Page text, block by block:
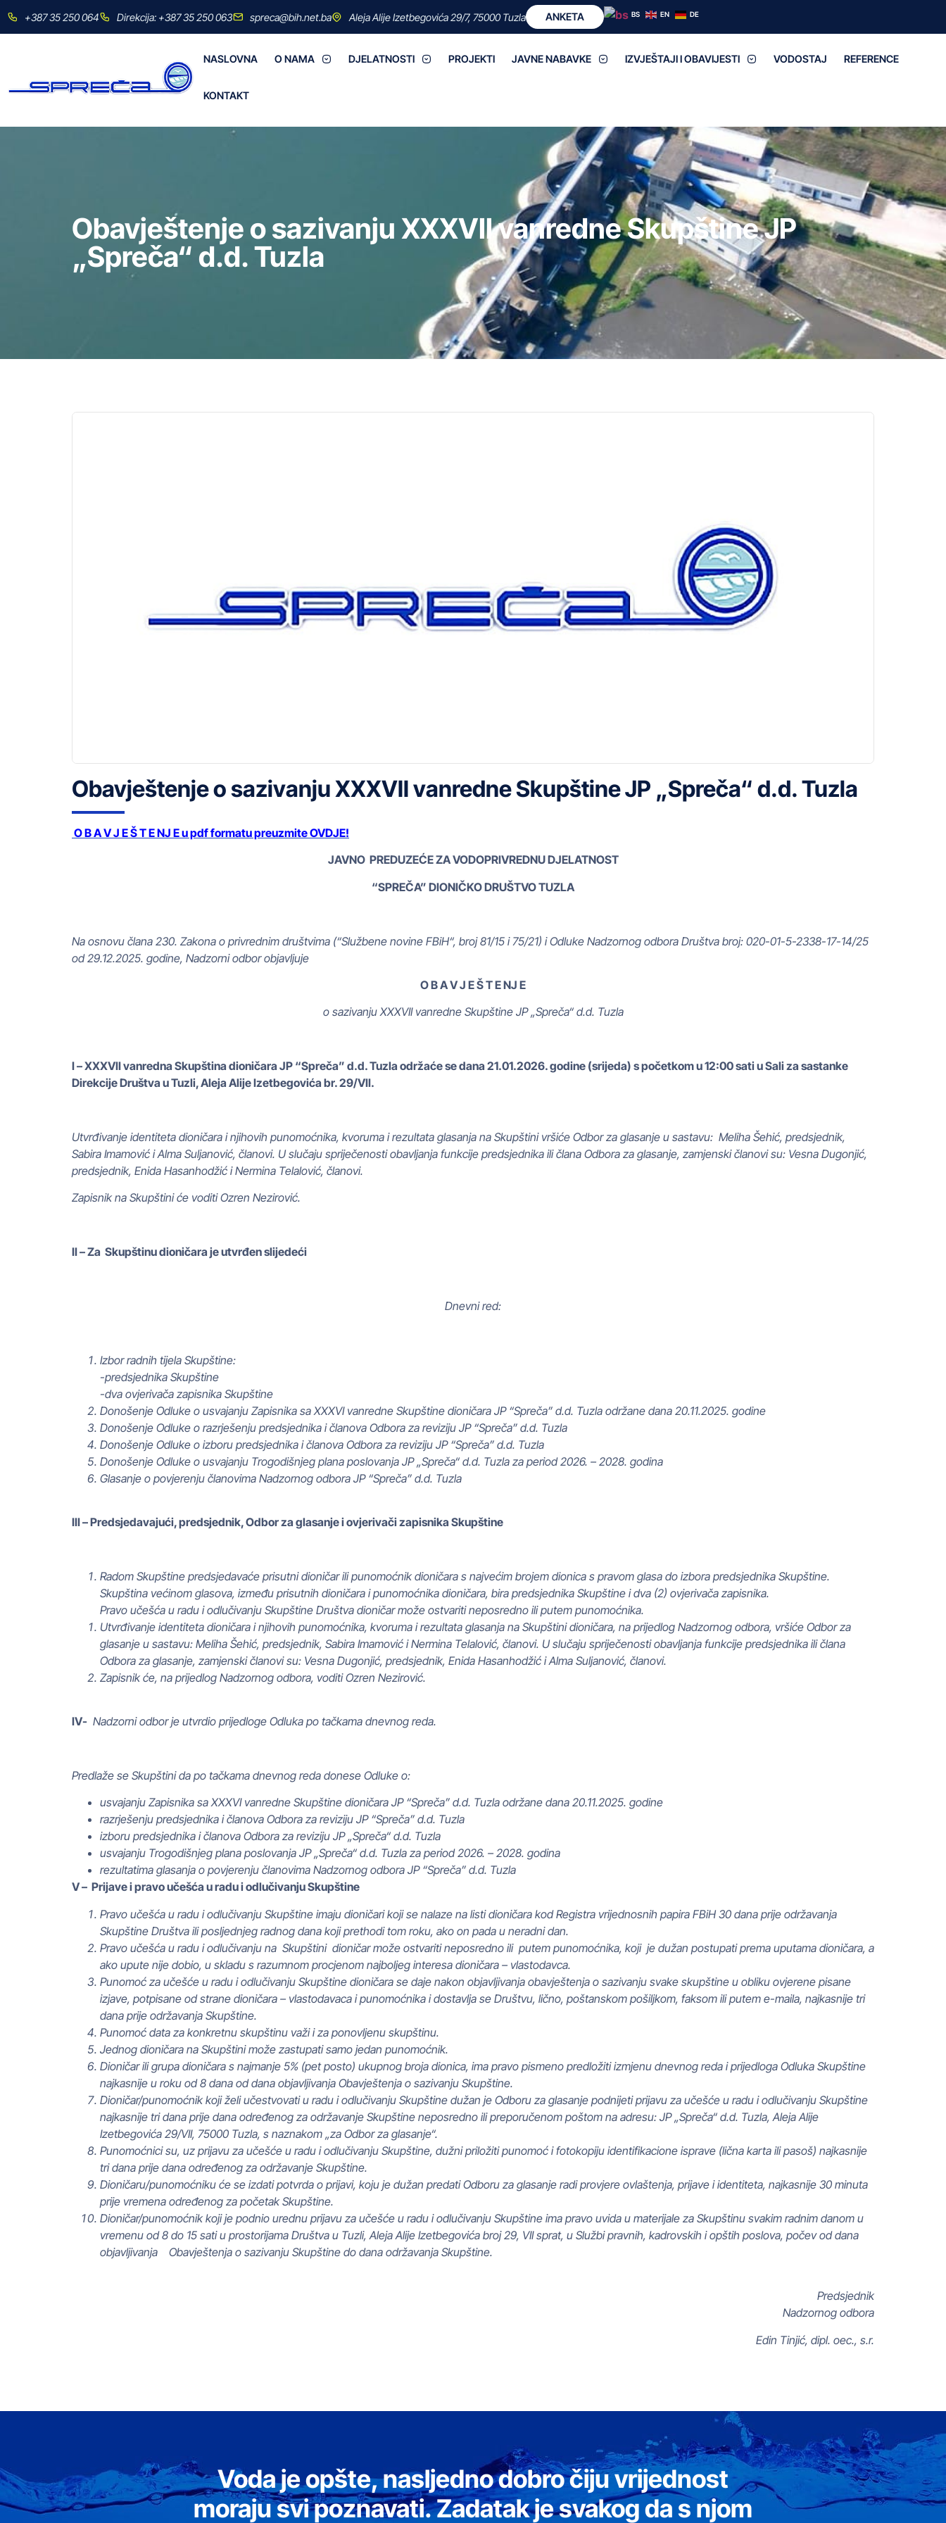
+387 35 250 064 Direkcija: +387 35 250 063 spreca@bih.net.ba Aleja Alije Izetbegovića 29/7, 75000 Tuzla ANKETA BS EN DE
NASLOVNA O NAMA DJELATNOSTI PROJEKTI JAVNE NABAVKE IZVJEŠTAJI I OBAVIJESTI VODOSTAJ REFERENCE
KONTAKT
Obavještenje o sazivanju XXXVII vanredne Skupštine JP
„Spreča“ d.d. Tuzla
Obavještenje o sazivanju XXXVII vanredne Skupštine JP „Spreča“ d.d. Tuzla
O B A V J E Š T E NJ E u pdf formatu preuzmite OVDJE!
JAVNO PREDUZEĆE ZA VODOPRIVREDNU DJELATNOST
“SPREČA” DIONIČKO DRUŠTVO TUZLA
Na osnovu člana 230. Zakona o privrednim društvima (“Službene novine FBiH“, broj 81/15 i 75/21) i Odluke Nadzornog odbora Društva broj: 020-01-5-2338-17-14/25
od 29.12.2025. godine, Nadzorni odbor objavljuje
OB A V J E Š T E NJ E
o sazivanju XXXVII vanredne Skupštine JP „Spreča“ d.d. Tuzla
I – XXXVII vanredna Skupština dioničara JP “Spreča” d.d. Tuzla održaće se dana 21.01.2026. godine (srijeda) s početkom u 12:00 sati u Sali za sastanke
Direkcije Društva u Tuzli, Aleja Alije Izetbegovića br. 29/VII.
Utvrđivanje identiteta dioničara i njihovih punomoćnika, kvoruma i rezultata glasanja na Skupštini vršiće Odbor za glasanje u sastavu: Meliha Šehić, predsjednik,
Sabira Imamović i Alma Suljanović, članovi. U slučaju spriječenosti obavljanja funkcije predsjednika ili člana Odbora za glasanje, zamjenski članovi su: Vesna Dugonjić,
predsjednik, Enida Hasanhodžić i Nermina Telalović, članovi.
Zapisnik na Skupštini će voditi Ozren Nezirović.
II – Za Skupštinu dioničara je utvrđen slijedeći
Dnevni red:
Izbor radnih tijela Skupštine:
-predsjednika Skupštine
-dva ovjerivača zapisnika Skupštine
Donošenje Odluke o usvajanju Zapisnika sa XXXVI vanredne Skupštine dioničara JP “Spreča” d.d. Tuzla održane dana 20.11.2025. godine
Donošenje Odluke o razrješenju predsjednika i članova Odbora za reviziju JP “Spreča” d.d. Tuzla
Donošenje Odluke o izboru predsjednika i članova Odbora za reviziju JP “Spreča” d.d. Tuzla
Donošenje Odluke o usvajanju Trogodišnjeg plana poslovanja JP „Spreča“ d.d. Tuzla za period 2026. – 2028. godina
Glasanje o povjerenju članovima Nadzornog odbora JP “Spreča” d.d. Tuzla
III – Predsjedavajući, predsjednik, Odbor za glasanje i ovjerivači zapisnika Skupštine
Radom Skupštine predsjedavaće prisutni dioničar ili punomoćnik dioničara s najvećim brojem dionica s pravom glasa do izbora predsjednika Skupštine.
Skupština većinom glasova, između prisutnih dioničara i punomoćnika dioničara, bira predsjednika Skupštine i dva (2) ovjerivača zapisnika.
Pravo učešća u radu i odlučivanju Skupštine Društva dioničar može ostvariti neposredno ili putem punomoćnika.
Utvrđivanje identiteta dioničara i njihovih punomoćnika, kvoruma i rezultata glasanja na Skupštini dioničara, na prijedlog Nadzornog odbora, vršiće Odbor za
glasanje u sastavu: Meliha Šehić, predsjednik, Sabira Imamović i Nermina Telalović, članovi. U slučaju spriječenosti obavljanja funkcije predsjednika ili člana
Odbora za glasanje, zamjenski članovi su: Vesna Dugonjić, predsjednik, Enida Hasanhodžić i Alma Suljanović, članovi.
Zapisnik će, na prijedlog Nadzornog odbora, voditi Ozren Nezirović.
IV- Nadzorni odbor je utvrdio prijedloge Odluka po tačkama dnevnog reda.
Predlaže se Skupštini da po tačkama dnevnog reda donese Odluke o:
usvajanju Zapisnika sa XXXVI vanredne Skupštine dioničara JP “Spreča” d.d. Tuzla održane dana 20.11.2025. godine
razrješenju predsjednika i članova Odbora za reviziju JP “Spreča” d.d. Tuzla
izboru predsjednika i članova Odbora za reviziju JP „Spreča“ d.d. Tuzla
usvajanju Trogodišnjeg plana poslovanja JP „Spreča“ d.d. Tuzla za period 2026. – 2028. godina
rezultatima glasanja o povjerenju članovima Nadzornog odbora JP “Spreča” d.d. Tuzla
V – Prijave i pravo učešća u radu i odlučivanju Skupštine
Pravo učešća u radu i odlučivanju Skupštine imaju dioničari koji se nalaze na listi dioničara kod Registra vrijednosnih papira FBiH 30 dana prije održavanja
Skupštine Društva ili posljednjeg radnog dana koji prethodi tom roku, ako on pada u neradni dan.
Pravo učešća u radu i odlučivanju na Skupštini dioničar može ostvariti neposredno ili putem punomoćnika, koji je dužan postupati prema uputama dioničara, a
ako upute nije dobio, u skladu s razumnom procjenom najboljeg interesa dioničara – vlastodavca.
Punomoć za učešće u radu i odlučivanju Skupštine dioničara se daje nakon objavljivanja obavještenja o sazivanju svake skupštine u obliku ovjerene pisane
izjave, potpisane od strane dioničara – vlastodavaca i punomoćnika i dostavlja se Društvu, lično, poštanskom pošiljkom, faksom ili putem e-maila, najkasnije tri
dana prije održavanja Skupštine.
Punomoć data za konkretnu skupštinu važi i za ponovljenu skupštinu.
Jednog dioničara na Skupštini može zastupati samo jedan punomoćnik.
Dioničar ili grupa dioničara s najmanje 5% (pet posto) ukupnog broja dionica, ima pravo pismeno predložiti izmjenu dnevnog reda i prijedloga Odluka Skupštine
najkasnije u roku od 8 dana od dana objavljivanja Obavještenja o sazivanju Skupštine.
Dioničar/punomoćnik koji želi učestvovati u radu i odlučivanju Skupštine dužan je Odboru za glasanje podnijeti prijavu za učešće u radu i odlučivanju Skupštine
najkasnije tri dana prije dana određenog za održavanje Skupštine neposredno ili preporučenom poštom na adresu: JP „Spreča“ d.d. Tuzla, Aleja Alije
Izetbegovića 29/VII, 75000 Tuzla, s naznakom „za Odbor za glasanje“.
Punomoćnici su, uz prijavu za učešće u radu i odlučivanju Skupštine, dužni priložiti punomoć i fotokopiju identifikacione isprave (lična karta ili pasoš) najkasnije
tri dana prije dana određenog za održavanje Skupštine.
Dioničaru/punomoćniku će se izdati potvrda o prijavi, koju je dužan predati Odboru za glasanje radi provjere ovlaštenja, prijave i identiteta, najkasnije 30 minuta
prije vremena određenog za početak Skupštine.
Dioničar/punomoćnik koji je podnio urednu prijavu za učešće u radu i odlučivanju Skupštine ima pravo uvida u materijale za Skupštinu svakim radnim danom u
vremenu od 8 do 15 sati u prostorijama Društva u Tuzli, Aleja Alije Izetbegovića broj 29, VII sprat, u Službi pravnih, kadrovskih i opštih poslova, počev od dana
objavljivanja Obavještenja o sazivanju Skupštine do dana održavanja Skupštine.
Predsjednik
Nadzornog odbora
Edin Tinjić, dipl. oec., s.r.
Voda je opšte, nasljedno dobro čiju vrijednost
moraju svi poznavati. Zadatak je svakog da s njom